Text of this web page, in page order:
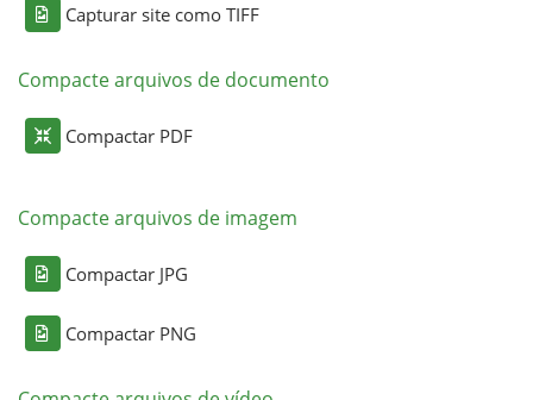
Capturar site como TIFF
Compacte arquivos de documento
Compactar PDF
Compacte arquivos de imagem
Compactar JPG
Compactar PNG